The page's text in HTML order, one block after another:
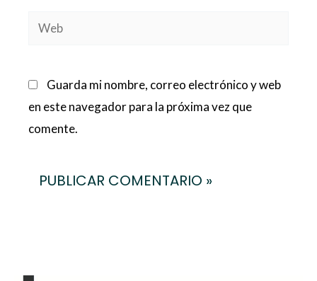
Web
Guarda mi nombre, correo electrónico y web
en este navegador para la próxima vez que
comente.